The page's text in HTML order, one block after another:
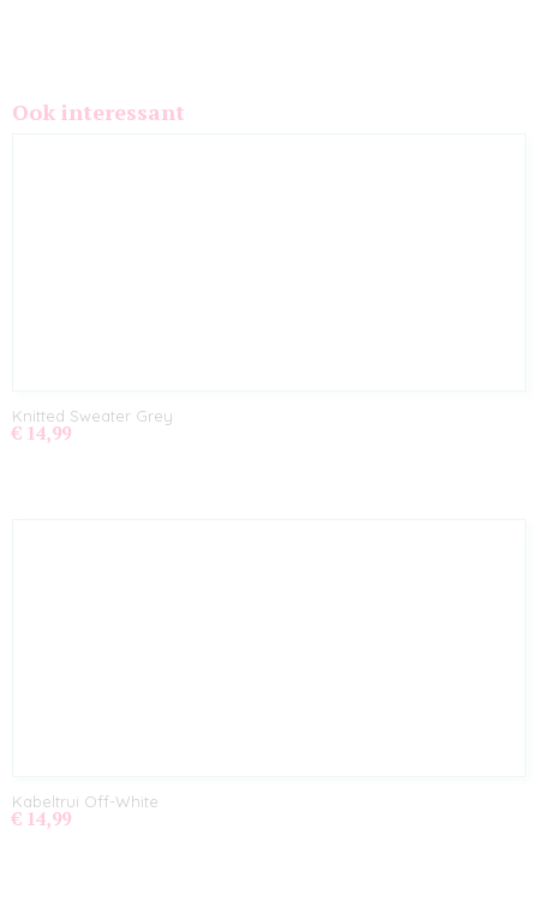
Ook interessant
Knitted Sweater Grey
€ 14,99
Kabeltrui Off-White
€ 14,99